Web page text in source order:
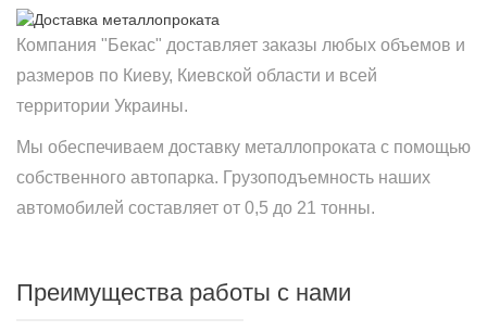
Компания "Бекас" доставляет заказы любых объемов и
размеров по Киеву, Киевской области и всей
территории Украины.
Мы обеспечиваем доставку металлопроката с помощью
собственного автопарка. Грузоподъемность наших
автомобилей составляет от 0,5 до 21 тонны.
Преимущества работы с нами